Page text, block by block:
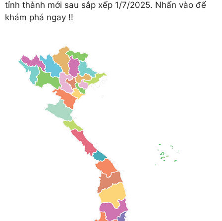
tỉnh thành mới sau sắp xếp 1/7/2025. Nhấn vào để
khám phá ngay !!